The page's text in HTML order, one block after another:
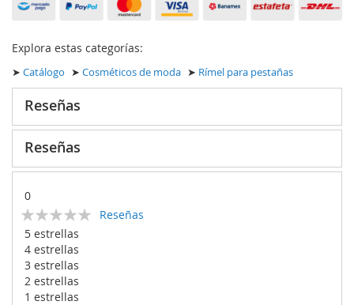
Explora estas categorías:
➤ Catálogo ➤ Cosméticos de moda ➤ Rímel para pestañas
Reseñas
Reseñas
0
Calificación:
% of100
Reseñas
5 estrellas
4 estrellas
3 estrellas
2 estrellas
1 estrellas